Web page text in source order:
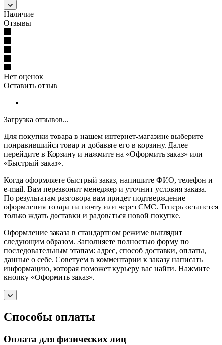
Наличие
Отзывы
Нет оценок
Оставить отзыв
Загрузка отзывов...
Для покупки товара в нашем интернет-магазине выберите
понравившийся товар и добавьте его в корзину. Далее
перейдите в Корзину и нажмите на «Оформить заказ» или
«Быстрый заказ».
Когда оформляете быстрый заказ, напишите ФИО, телефон и
e-mail. Вам перезвонит менеджер и уточнит условия заказа.
По результатам разговора вам придет подтверждение
оформления товара на почту или через СМС. Теперь останется
только ждать доставки и радоваться новой покупке.
Оформление заказа в стандартном режиме выглядит
следующим образом. Заполняете полностью форму по
последовательным этапам: адрес, способ доставки, оплаты,
данные о себе. Советуем в комментарии к заказу написать
информацию, которая поможет курьеру вас найти. Нажмите
кнопку «Оформить заказ».
Способы оплаты
Оплата для физических лиц